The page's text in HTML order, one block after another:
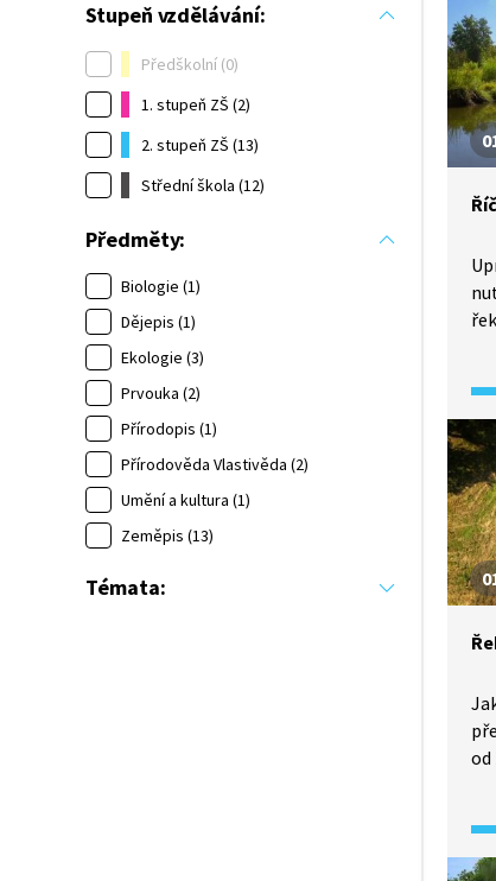
Stupeň vzdělávání:
Předškolní (0)
1. stupeň ZŠ (2)
2. stupeň ZŠ (13)
Střední škola (12)
Předměty:
Biologie (1)
Dějepis (1)
Ekologie (3)
Prvouka (2)
Přírodopis (1)
Přírodověda Vlastivěda (2)
Umění a kultura (1)
Zeměpis (13)
Témata:
od